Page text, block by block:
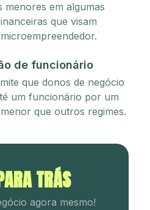
menores em algumas
que visam
de funcionário
que donos de negócio
um funcionário por um
que outros regimes.
TRÁS
agora mesmo!